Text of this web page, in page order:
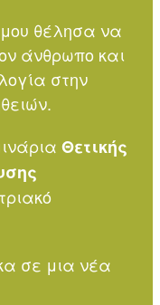
θέλησα να
άνθρωπο και
στην
Θετικής
σε μια νέα